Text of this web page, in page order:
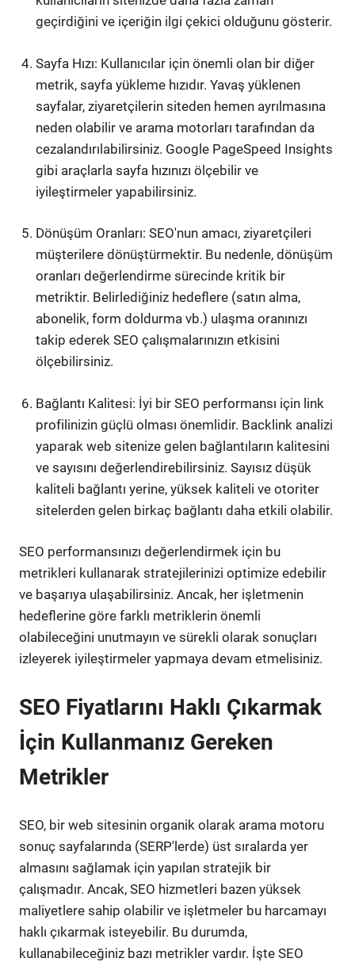
geçirdiğini ve içeriğin ilgi çekici olduğunu gösterir.
Sayfa Hızı: Kullanıcılar için önemli olan bir diğer
metrik, sayfa yükleme hızıdır. Yavaş yüklenen
sayfalar, ziyaretçilerin siteden hemen ayrılmasına
neden olabilir ve arama motorları tarafından da
cezalandırılabilirsiniz. Google PageSpeed Insights
gibi araçlarla sayfa hızınızı ölçebilir ve
iyileştirmeler yapabilirsiniz.
Dönüşüm Oranları: SEO'nun amacı, ziyaretçileri
müşterilere dönüştürmektir. Bu nedenle, dönüşüm
oranları değerlendirme sürecinde kritik bir
metriktir. Belirlediğiniz hedeflere (satın alma,
abonelik, form doldurma vb.) ulaşma oranınızı
takip ederek SEO çalışmalarınızın etkisini
ölçebilirsiniz.
Bağlantı Kalitesi: İyi bir SEO performansı için link
profilinizin güçlü olması önemlidir. Backlink analizi
yaparak web sitenize gelen bağlantıların kalitesini
ve sayısını değerlendirebilirsiniz. Sayısız düşük
kaliteli bağlantı yerine, yüksek kaliteli ve otoriter
sitelerden gelen birkaç bağlantı daha etkili olabilir.
SEO performansınızı değerlendirmek için bu
metrikleri kullanarak stratejilerinizi optimize edebilir
ve başarıya ulaşabilirsiniz. Ancak, her işletmenin
hedeflerine göre farklı metriklerin önemli
olabileceğini unutmayın ve sürekli olarak sonuçları
izleyerek iyileştirmeler yapmaya devam etmelisiniz.
SEO Fiyatlarını Haklı Çıkarmak
İçin Kullanmanız Gereken
Metrikler
SEO, bir web sitesinin organik olarak arama motoru
sonuç sayfalarında (SERP'lerde) üst sıralarda yer
almasını sağlamak için yapılan stratejik bir
çalışmadır. Ancak, SEO hizmetleri bazen yüksek
maliyetlere sahip olabilir ve işletmeler bu harcamayı
haklı çıkarmak isteyebilir. Bu durumda,
kullanabileceğiniz bazı metrikler vardır. İşte SEO